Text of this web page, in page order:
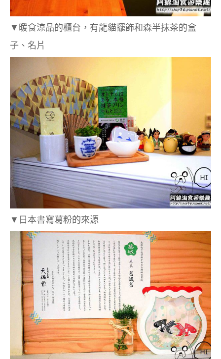
▼暖食涼品的櫃台，有龍貓擺飾和森半抹茶的盒
子、名片
▼日本書寫葛粉的來源